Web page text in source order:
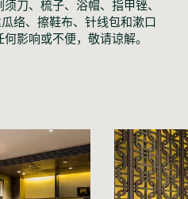
刀、梳子、浴帽、指甲锉、
络、擦鞋布、针线包和漱口
影响或不便，敬请谅解。